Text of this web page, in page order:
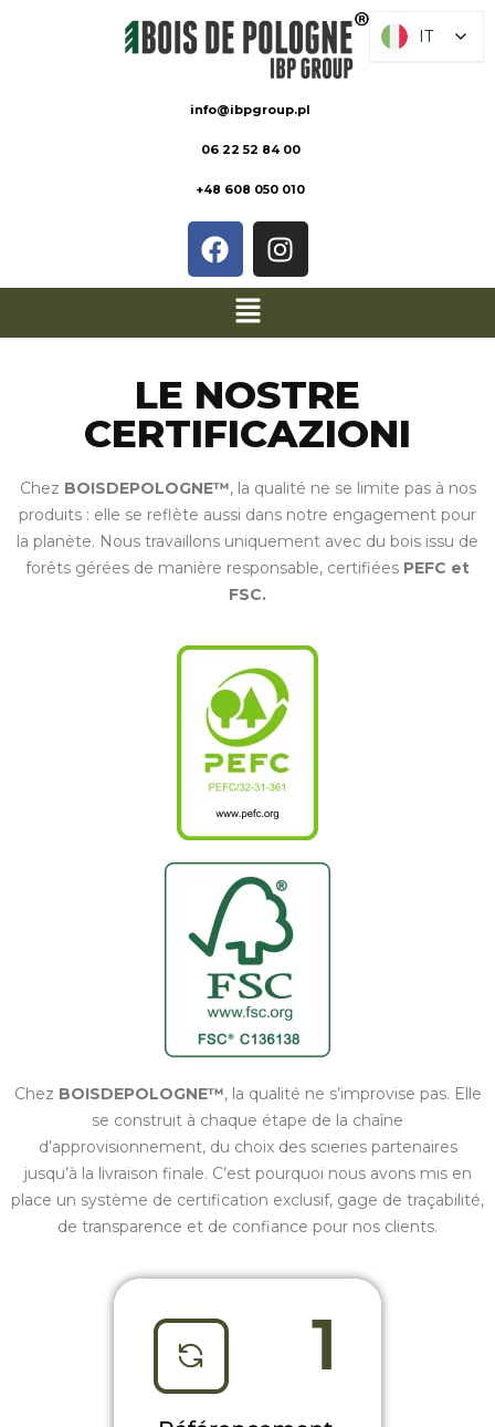
info@ibpgroup.pl
06 22 52 84 00
+48 608 050 010
LE NOSTRE
CERTIFICAZIONI
Chez BOISDEPOLOGNE™, la qualité ne se limite pas à nos
produits : elle se reflète aussi dans notre engagement pour
la planète. Nous travaillons uniquement avec du bois issu de
forêts gérées de manière responsable, certifiées PEFC et
FSC.
Chez BOISDEPOLOGNE™, la qualité ne s’improvise pas. Elle
se construit à chaque étape de la chaîne
d’approvisionnement, du choix des scieries partenaires
jusqu’à la livraison finale. C’est pourquoi nous avons mis en
place un système de certification exclusif, gage de traçabilité,
de transparence et de confiance pour nos clients.
IT
IT